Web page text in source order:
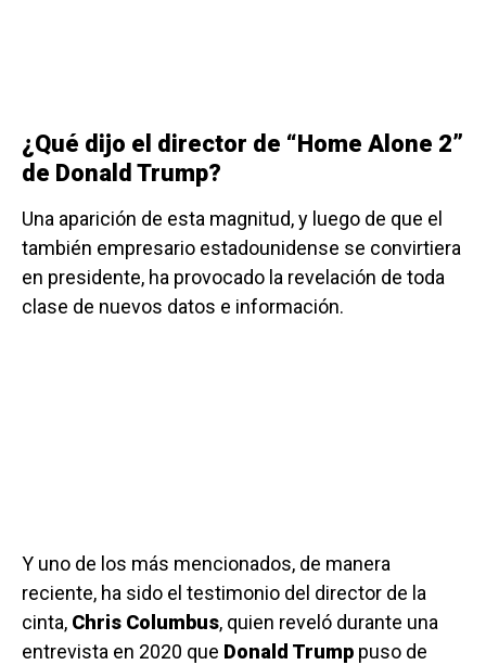
¿Qué dijo el director de “Home Alone 2”
de Donald Trump?
Una aparición de esta magnitud, y luego de que el
también empresario estadounidense se convirtiera
en presidente, ha provocado la revelación de toda
clase de nuevos datos e información.
Y uno de los más mencionados, de manera
reciente, ha sido el testimonio del director de la
cinta, Chris Columbus, quien reveló durante una
entrevista en 2020 que Donald Trump puso de